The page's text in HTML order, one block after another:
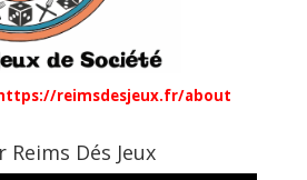
reimsdesjeux.fr/about
Dés Jeux